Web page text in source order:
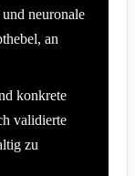
neuronale
an
konkrete
validierte
zu